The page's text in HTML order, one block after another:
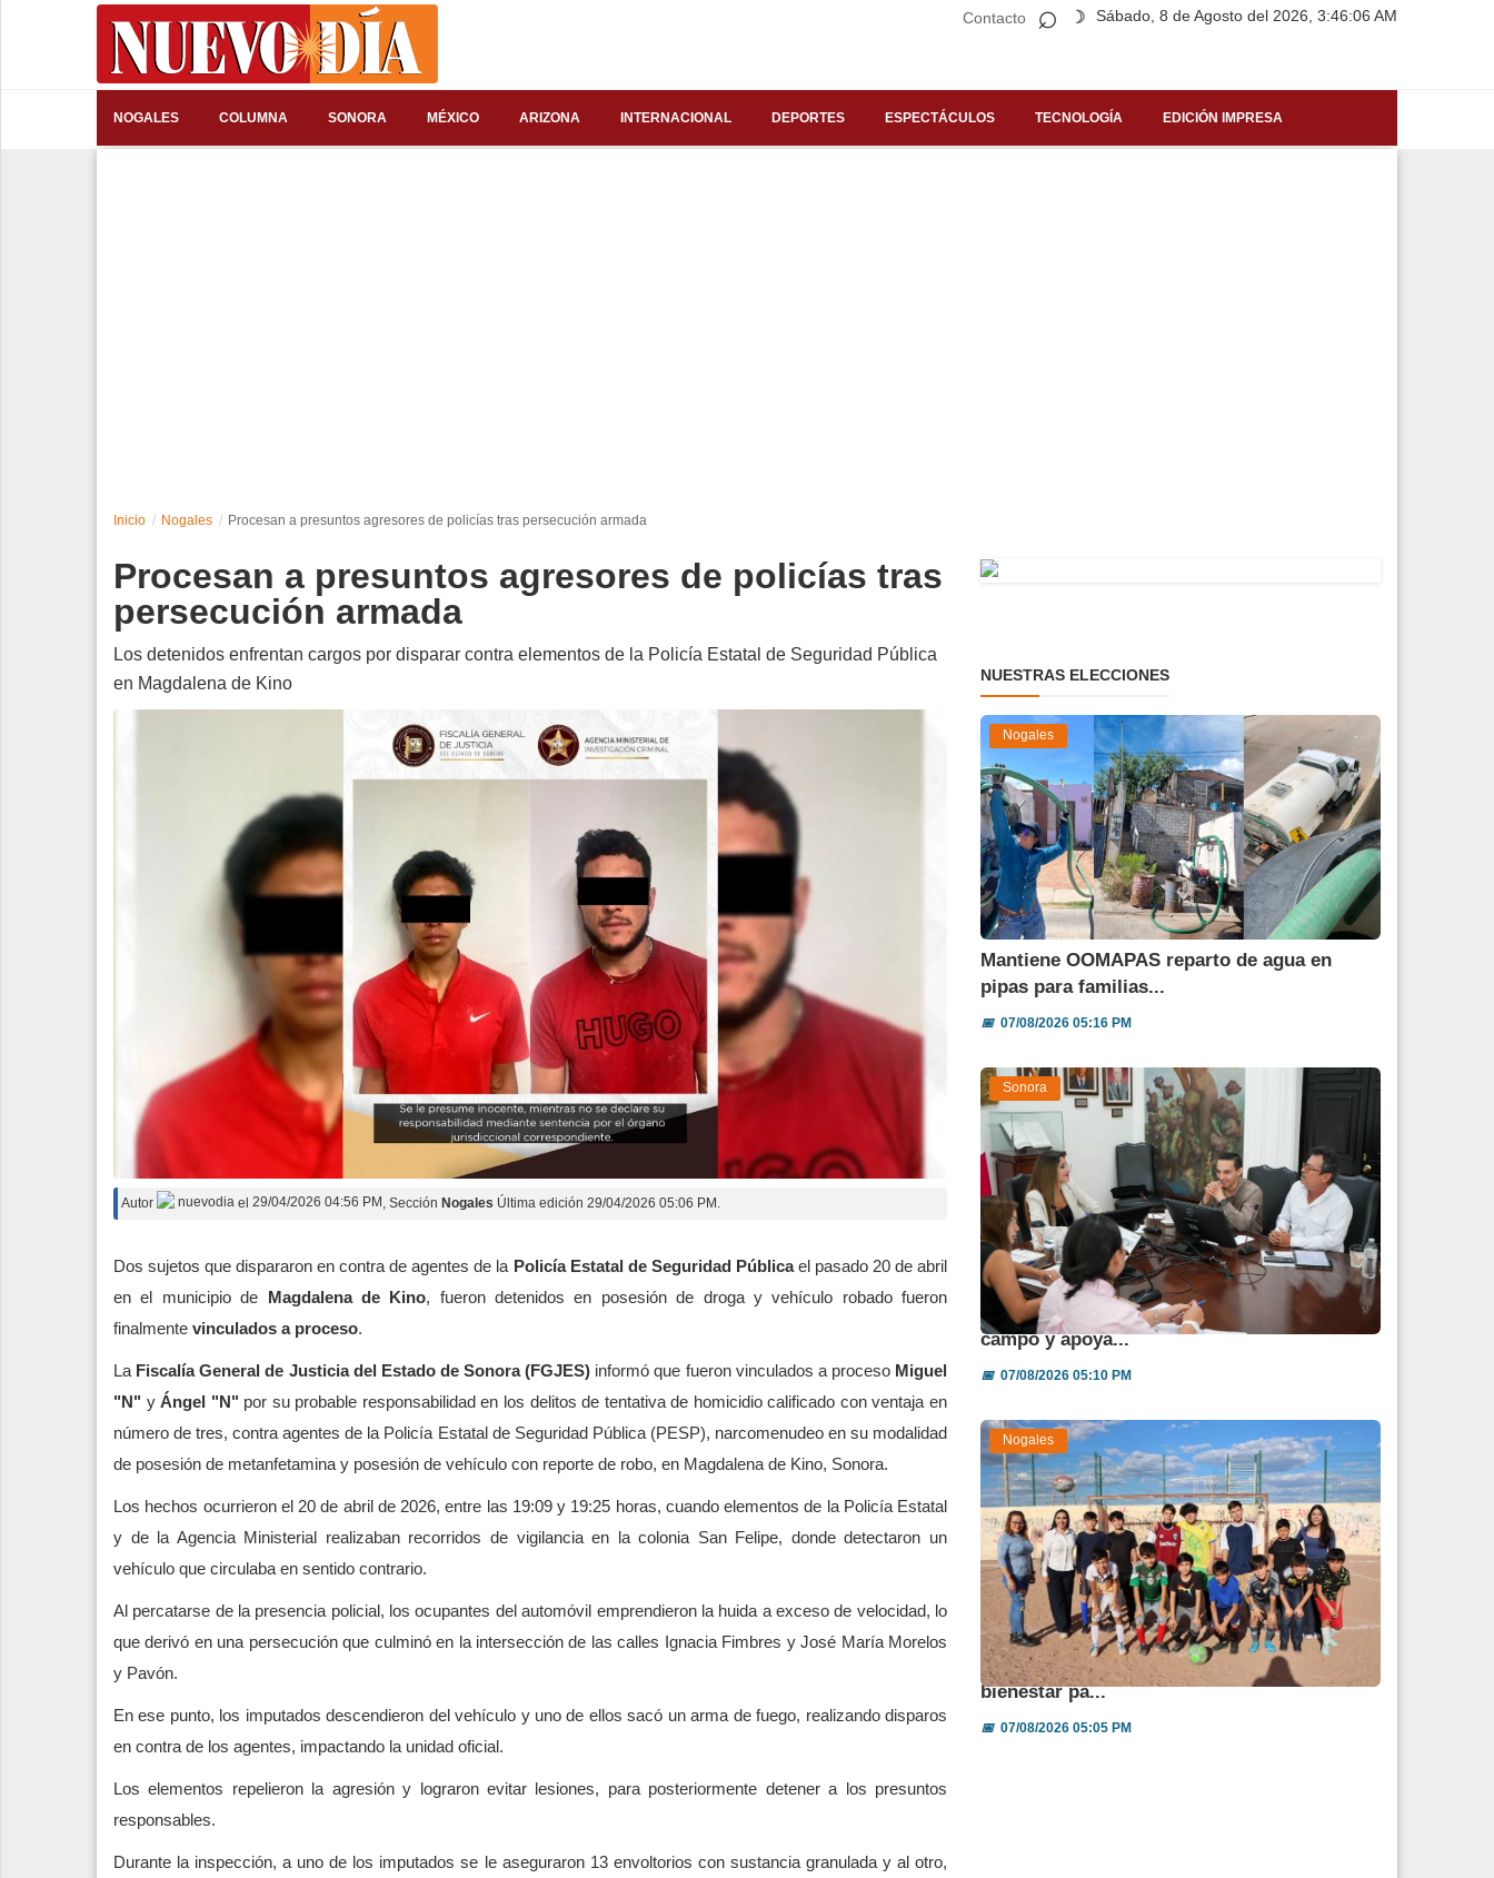
Contacto Sábado, 8 de Agosto del 2026, 3:46:06 AM
⌕ ☽
NOGALES COLUMNA SONORA MÉXICO ARIZONA INTERNACIONAL DEPORTES ESPECTÁCULOS TECNOLOGÍA EDICIÓN IMPRESA
Edición Impresa
Inicio Nogales Procesan a presuntos agresores de policías tras persecución armada
Procesan a presuntos agresores de policías tras
persecución armada
Los detenidos enfrentan cargos por disparar contra elementos de la Policía Estatal de Seguridad Pública
en Magdalena de Kino
Autor nuevodia el 29/04/2026 04:56 PM , Sección Nogales Última edición 29/04/2026 05:06 PM.
Dos sujetos que dispararon en contra de agentes de la Policía Estatal de Seguridad Públicael pasado 20 de abril
en el municipio de Magdalena de Kino, fueron detenidos en posesión de droga y vehículo robado fueron
finalmente vinculados a proceso.
La Fiscalía General de Justicia del Estado de Sonora (FGJES) informó que fueron vinculados a proceso Miguel
"N" yÁngel "N" por su probable responsabilidad en los delitos de tentativa de homicidio calificado con ventaja en
número de tres, contra agentes de la Policía Estatal de Seguridad Pública (PESP), narcomenudeo en su modalidad
de posesión de metanfetamina y posesión de vehículo con reporte de robo, en Magdalena de Kino, Sonora.
Los hechos ocurrieron el 20 de abril de 2026, entre las 19:09 y 19:25 horas, cuando elementos de la Policía Estatal
y de la Agencia Ministerial realizaban recorridos de vigilancia en la colonia San Felipe, donde detectaron un
vehículo que circulaba en sentido contrario.
Al percatarse de la presencia policial, los ocupantes del automóvil emprendieron la huida a exceso de velocidad, lo
que derivó en una persecución que culminó en la intersección de las calles Ignacia Fimbres y José María Morelos
y Pavón.
En ese punto, los imputados descendieron del vehículo y uno de ellos sacó un arma de fuego, realizando disparos
en contra de los agentes, impactando la unidad oficial.
Los elementos repelieron la agresión y lograron evitar lesiones, para posteriormente detener a los presuntos
responsables.
Durante la inspección, a uno de los imputados se le aseguraron 13 envoltorios con sustancia granulada y al otro,
NUESTRAS ELECCIONES
Nogales
Mantiene OOMAPAS reparto de agua en
pipas para familias...
📅07/08/2026 05:16 PM
Sonora
Destina Sonora 850 mdp para fortalecer al
campo y apoya...
📅07/08/2026 05:10 PM
Nogales
Angélica Burgos impulsa jornada de salud y
bienestar pa...
📅07/08/2026 05:05 PM